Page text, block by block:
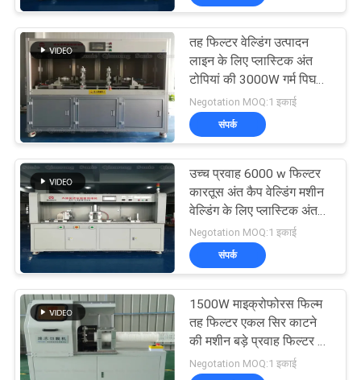
गुणवत्ता
नियंत्रण
हमसे
संपर्क
करें
समाचार
मामले
उद्धरण
मांगें
अल्ट्रासोनिक इंडियम
कोटिंग
18
अल्ट्रासोनिक
सोनोकेमिस्ट्री उपकरण
तह फिल्टर वेल्डिंग उत्पादन
लाइन के लिए प्लास्टिक अंत
टोपियां की 3000W गर्म पिघल
सील वेल्डिंग
Negotation MOQ:1 इकाई
संपर्क
उच्च प्रवाह 6000 w फिल्टर
कारतूस अंत कैप वेल्डिंग मशीन
वेल्डिंग के लिए प्लास्टिक अंत
टोपियां
Negotation MOQ:1 इकाई
संपर्क
1500W माइक्रोफोरस फिल्म
तह फिल्टर एकल सिर काटने
की मशीन बड़े प्रवाह फिल्टर के
लिए
Negotation MOQ:1 इकाई